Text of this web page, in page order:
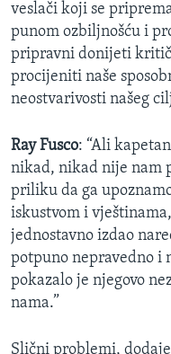
veslači koji se
punom ozbiljnošću i
pripravni donijeti
procijeniti naše
neostvarivosti našeg
Ray Fusco: “Ali
nikad, nikad nije nam
priliku da ga
iskustvom i
jednostavno izdao
potpuno nepravedno i
pokazalo je njegovo
nama.”
Slični problemi,